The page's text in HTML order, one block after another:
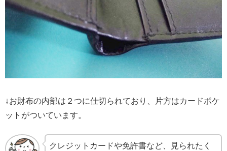
↓お財布の内部は２つに仕切られており、片方はカードポケ
ットがついています。
クレジットカードや免許書など、見られたく